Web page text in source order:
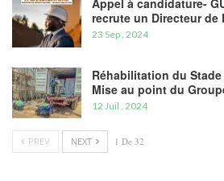
recrute un Directeur
23 Sep , 2024
Réhabilitation du
Mise au point du
12 Juil , 2024
PREV NEXT 1 De 32